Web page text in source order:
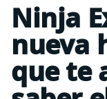
Ninja
nueva
que te